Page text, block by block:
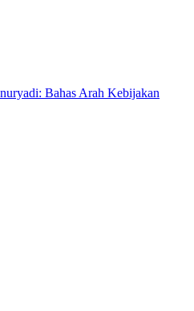
Bahas Arah Kebijakan